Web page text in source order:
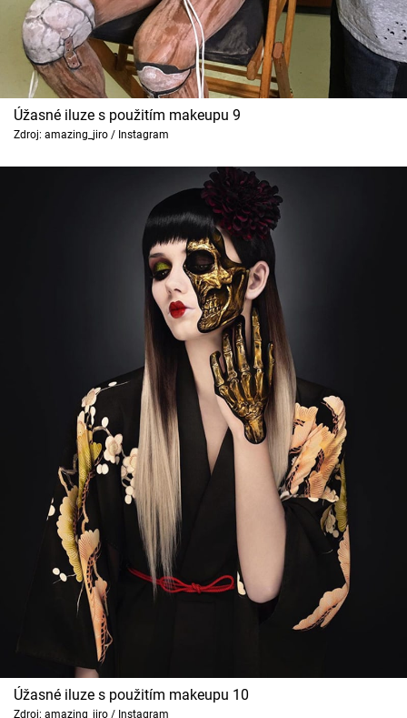
Úžasné iluze s použitím makeupu 9
Zdroj: amazing_jiro / Instagram
Úžasné iluze s použitím makeupu 10
Zdroj: amazing_jiro / Instagram